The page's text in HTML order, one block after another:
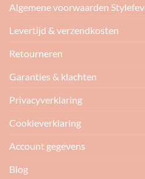
Algemene voorwaarden
Levertijd & verzendkosten
Retourneren
Garanties & klachten
Privacyverklaring
Cookieverklaring
Account gegevens
Blog